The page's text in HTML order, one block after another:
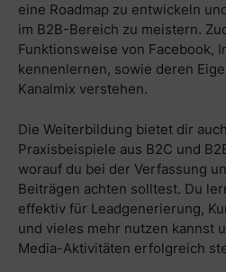
eine Roadmap zu entwickeln
im B2B-Bereich zu meistern.
Funktionsweise von Facebook,
kennenlernen, sowie deren
Kanalmix verstehen.
Die Weiterbildung bietet dir
Praxisbeispiele aus B2C und
worauf du bei der Verfassung
Beiträgen achten solltest. Du
effektiv für Leadgenerierung,
und vieles mehr nutzen kannst
Media-Aktivitäten erfolgreich